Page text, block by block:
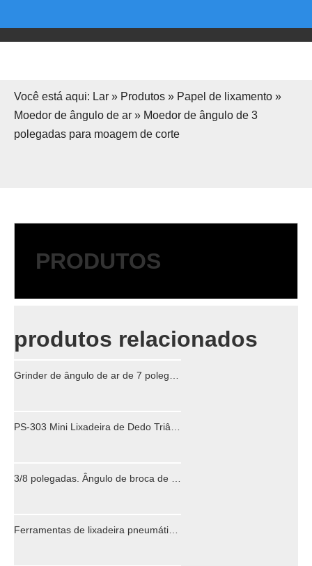
Você está aqui: Lar » Produtos » Papel de lixamento »
Moedor de ângulo de ar » Moedor de ângulo de 3
polegadas para moagem de corte
PRODUTOS
produtos relacionados